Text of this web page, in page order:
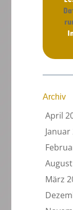
Archiv
April
Januar
März